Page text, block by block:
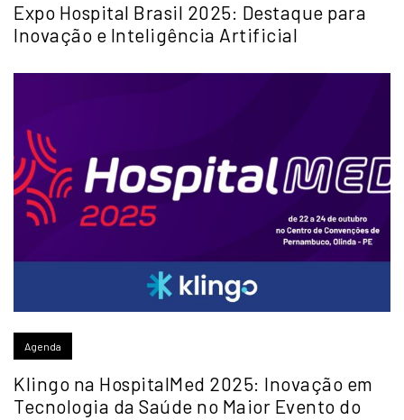
Expo Hospital Brasil 2025: Destaque para
Inovação e Inteligência Artificial
Agenda
Klingo na HospitalMed 2025: Inovação em
Tecnologia da Saúde no Maior Evento do